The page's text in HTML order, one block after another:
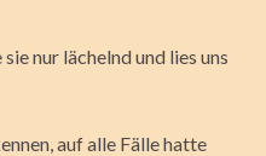
sie nur lächelnd und lies uns
auf alle Fälle hatte